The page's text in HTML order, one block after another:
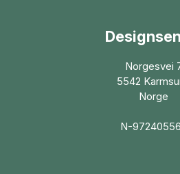
Norgesvei
5542
Norge
N-